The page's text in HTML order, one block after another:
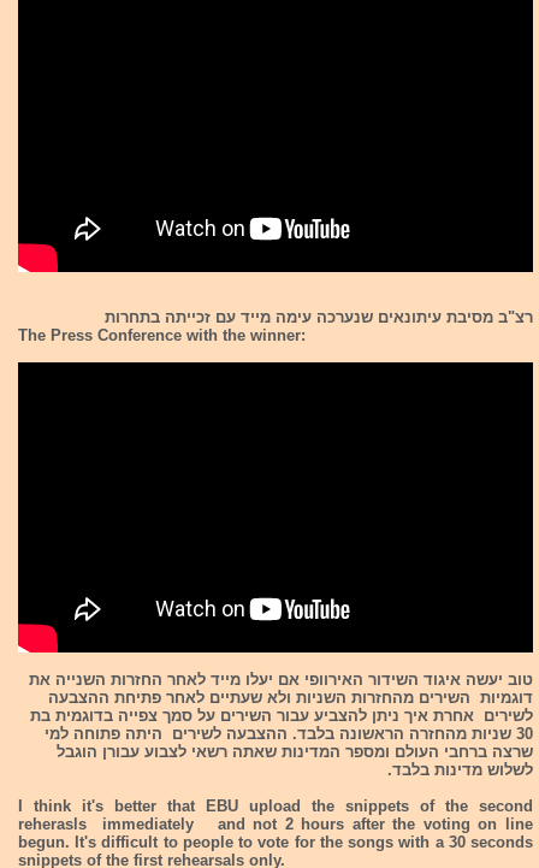
רצ"ב מסיבת עיתונאים שנערכה עימה מייד עם זכייתה בתחרות
The Press Conference with the winner:
טוב יעשה איגוד השידור האירוופי אם יעלו מייד לאחר החזרות השנייה את
דוגמיות השירים מהחזרות השניות ולא שעתיים לאחר פתיחת ההצבעה
לשירים אחרת איך ניתן להצביע עבור השירים על סמך צפייה בדוגמית בת
30 שניות מהחזרה הראשונה בלבד. ההצבעה לשירים היתה פתוחה למי
שרצה ברחבי העולם ומספר המדינות שאתה רשאי לצבוע עבורן הוגבל
לשלוש מדינות בלבד.
I think it's better that EBU upload the snippets of the second
reherasls immediately and not 2 hours after the voting on line
begun. It's difficult to people to vote for the songs with a 30 seconds
snippets of the first rehearsals only.